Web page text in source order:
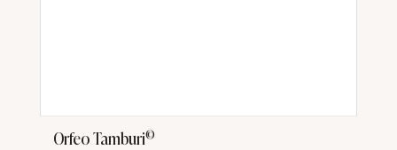
Orfeo Tamburi©